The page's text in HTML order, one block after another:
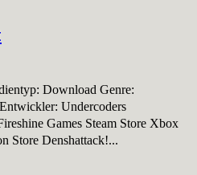
Download Genre:
Undercoders
Steam Store Xbox
Store Nintendo Store Playstation Store Denshattack!...